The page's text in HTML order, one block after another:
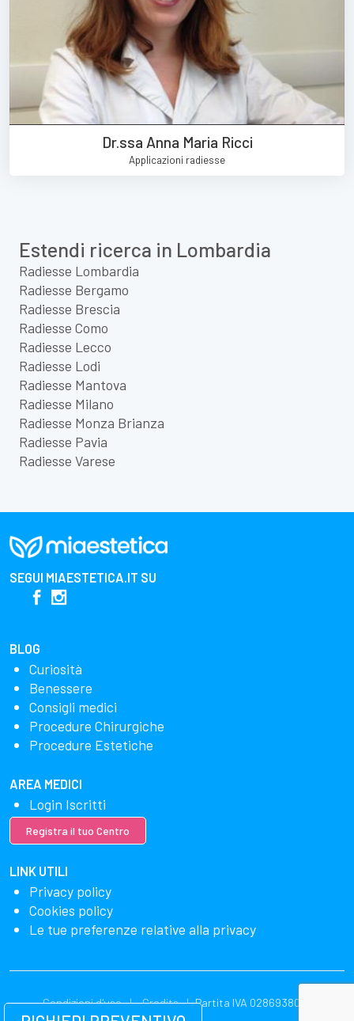
Dr.ssa Anna Maria Ricci
Applicazioni radiesse
Estendi ricerca in Lombardia
Radiesse Lombardia
Radiesse Bergamo
Radiesse Brescia
Radiesse Como
Radiesse Lecco
Radiesse Lodi
Radiesse Mantova
Radiesse Milano
Radiesse Monza Brianza
Radiesse Pavia
Radiesse Varese
SEGUI MIAESTETICA.IT SU
BLOG
Curiosità
Benessere
Consigli medici
Procedure Chirurgiche
Procedure Estetiche
AREA MEDICI
Login Iscritti
Registra il tuo Centro
LINK UTILI
Privacy policy
Cookies policy
Le tue preferenze relative alla privacy
Condizioni d'uso Credits Partita IVA 02869380549